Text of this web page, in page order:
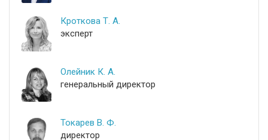
Кроткова Т. А.
эксперт
Олейник К. А.
генеральный директор
Токарев В. Ф.
директор